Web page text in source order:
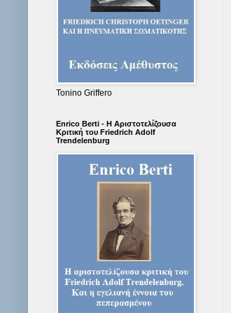
Tonino Griffero
Enrico Berti - Η Αριστοτελίζουσα
Κριτική του Friedrich Adolf
Trendelenburg